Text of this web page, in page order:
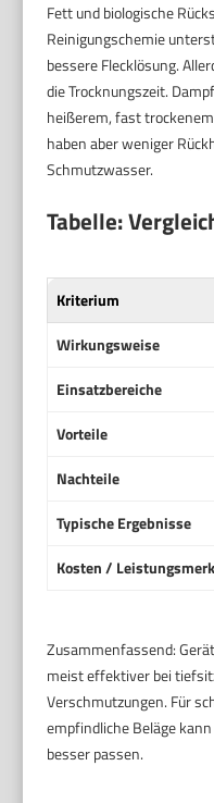
Fett und biologische
Reinigungschemie
bessere Flecklösung.
die Trocknungszeit.
heißerem, fast
haben aber weniger
Schmutzwasser.
Tabelle:
Kriterium
Wirkungsweise
Einsatzbereiche
Vorteile
Nachteile
Typische Ergebnisse
Kosten /
Zusammenfassend:
meist effektiver bei
Verschmutzungen. Für
empfindliche Beläge
besser passen.